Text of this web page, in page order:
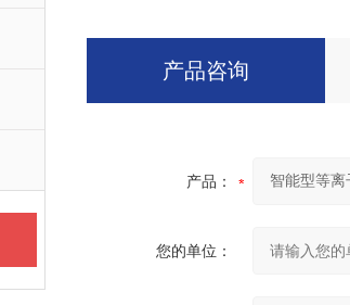
产品咨询
产品：
您的单位：